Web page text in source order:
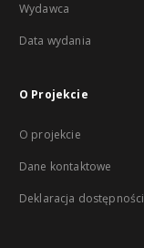
Wydawca
Data wydania
O Projekcie
O projekcie
Dane kontaktowe
Deklaracja dostępności